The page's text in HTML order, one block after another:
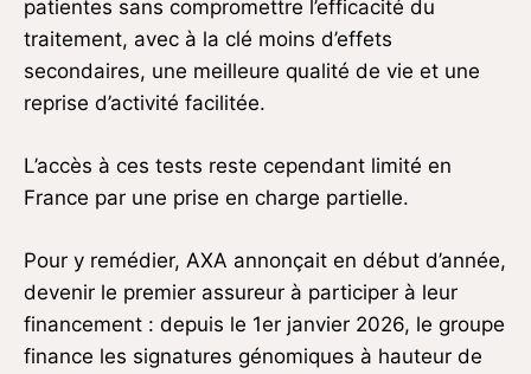
patientes sans compromettre l’efficacité du
traitement, avec à la clé moins d’effets
secondaires, une meilleure qualité de vie et une
reprise d’activité facilitée.
L’accès à ces tests reste cependant limité en
France par une prise en charge partielle.
Pour y remédier, AXA annonçait en début d’année,
devenir le premier assureur à participer à leur
financement : depuis le 1er janvier 2026, le groupe
finance les signatures génomiques à hauteur de